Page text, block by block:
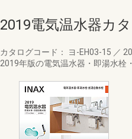
2019電気温水器カ
カタログコード： ヨ-EH03-15 ／
2019年版の電気温水器・即湯水栓